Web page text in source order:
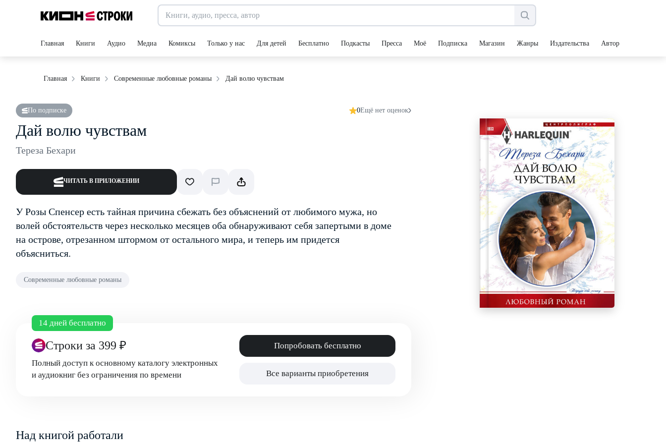
Главная Книги Аудио Медиа Комиксы Только у нас Для детей Бесплатно Подкасты Пресса Моё Подписка Магазин Жанры Издательства Авторы
Главная Книги Современные любовные романы Дай волю чувствам
По подписке 0Ещё нет оценок
Дай волю чувствам
Тереза Бехари
ЧИТАТЬ В ПРИЛОЖЕНИИ
У Розы Спенсер есть тайная причина сбежать без объяснений от любимого мужа, но
волей обстоятельств через несколько месяцев оба обнаруживают себя запертыми в доме
на острове, отрезанном штормом от остального мира, и теперь им придется
объясниться.
Современные любовные романы
14 дней бесплатно
Строки за 399 ₽
Полный доступ к основному каталогу электронных
и аудиокниг без ограничения по времени
Попробовать бесплатно
Все варианты приобретения
Над книгой работали